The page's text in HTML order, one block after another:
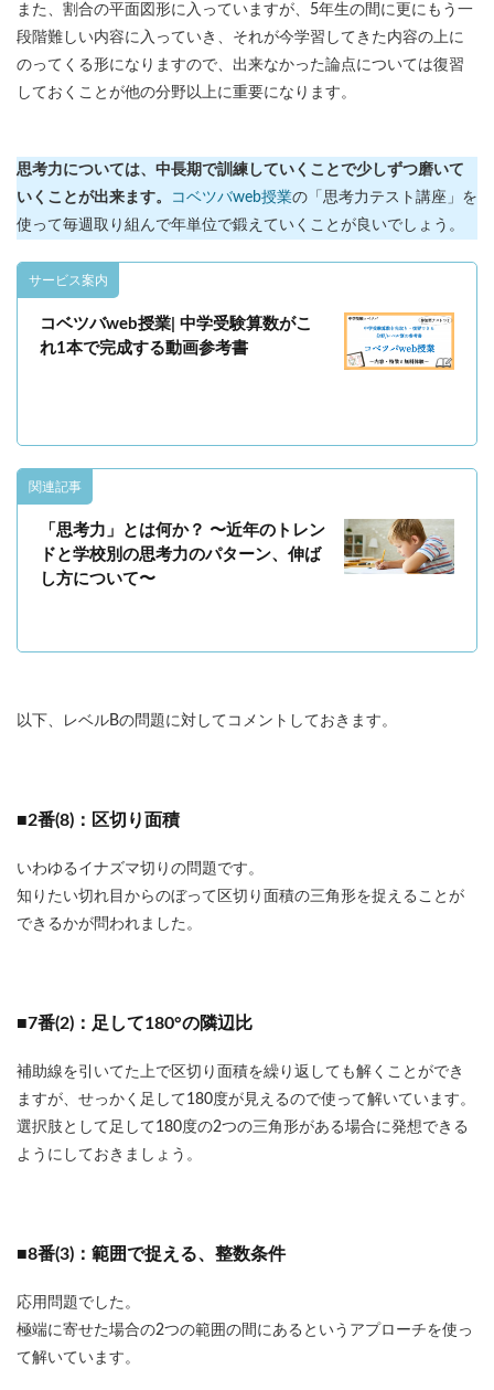
また、割合の平面図形に入っていますが、5年生の間に更にもう一
段階難しい内容に入っていき、それが今学習してきた内容の上に
のってくる形になりますので、出来なかった論点については復習
しておくことが他の分野以上に重要になります。
思考力については、中長期で訓練していくことで少しずつ磨いて
いくことが出来ます。
コベツバweb授業の「思考力テスト講座」を
使って毎週取り組んで年単位で鍛えていくことが良いでしょう。
サービス案内
コベツバweb授業| 中学受験算数がこ
れ1本で完成する動画参考書
関連記事
「思考力」とは何か？ 〜近年のトレン
ドと学校別の思考力のパターン、伸ば
し方について〜
以下、レベルBの問題に対してコメントしておきます。
■2番(8)：区切り面積
いわゆるイナズマ切りの問題です。
知りたい切れ目からのぼって区切り面積の三角形を捉えることが
できるかが問われました。
■7番(2)：足して180°の隣辺比
補助線を引いてた上で区切り面積を繰り返しても解くことができ
ますが、せっかく足して180度が見えるので使って解いています。
選択肢として足して180度の2つの三角形がある場合に発想できる
ようにしておきましょう。
■8番(3)：範囲で捉える、整数条件
応用問題でした。
極端に寄せた場合の2つの範囲の間にあるというアプローチを使っ
て解いています。